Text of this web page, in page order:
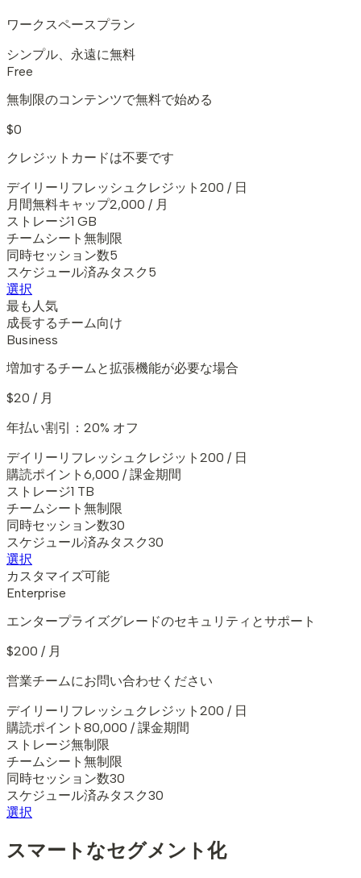
ワークスペースプラン
シンプル、永遠に無料
Free
無制限のコンテンツで無料で始める
$0
クレジットカードは不要です
デイリーリフレッシュクレジット 200 / 日
月間無料キャップ2,000 / 月
ストレージ1 GB
チームシート 無制限
同時セッション数5
スケジュール済みタスク 5
選択
最も人気
成長するチーム向け
Business
増加するチームと拡張機能が必要な場合
$20 / 月
年払い割引：20% オフ
デイリーリフレッシュクレジット 200 / 日
購読ポイント 6,000 / 課金期間
ストレージ1 TB
チームシート 無制限
同時セッション数30
スケジュール済みタスク30
選択
カスタマイズ可能
Enterprise
エンタープライズグレードのセキュリティとサポート
$200 / 月
営業チームにお問い合わせください
デイリーリフレッシュクレジット 200 / 日
購読ポイント 80,000 / 課金期間
ストレージ無制限
チームシート 無制限
同時セッション数30
スケジュール済みタスク30
選択
スマートなセグメント化